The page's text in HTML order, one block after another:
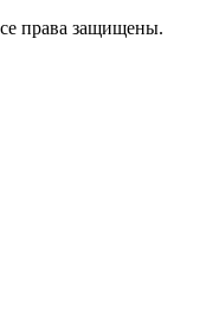
права защищены.